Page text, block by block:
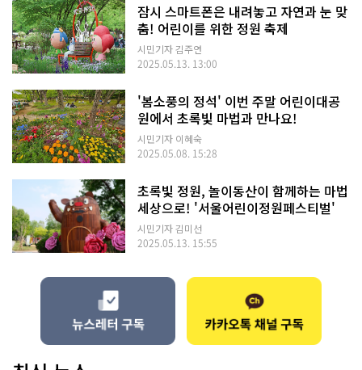
잠시 스마트폰은 내려놓고 자연과 눈 맞
춤! 어린이를 위한 정원 축제
시민기자 김주연
2025.05.13. 13:00
'봄소풍의 정석' 이번 주말 어린이대공
원에서 초록빛 마법과 만나요!
시민기자 이혜숙
2025.05.08. 15:28
초록빛 정원, 놀이동산이 함께하는 마법
세상으로! '서울어린이정원페스티벌'
시민기자 김미선
2025.05.13. 15:55